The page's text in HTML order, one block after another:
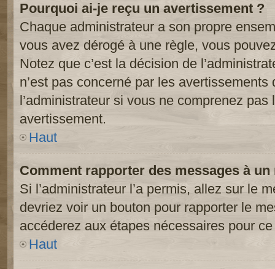
Pourquoi ai-je reçu un avertissement ?
Chaque administrateur a son propre
vous avez dérogé à une règle, vous
Notez que c’est la décision de
n’est pas concerné par les avertissements
l’administrateur si vous ne comprenez
avertissement.
Haut
Comment rapporter des messages à
Si l’administrateur l’a permis, allez sur le
devriez voir un bouton pour rapporter le
accéderez aux étapes nécessaires pour
Haut